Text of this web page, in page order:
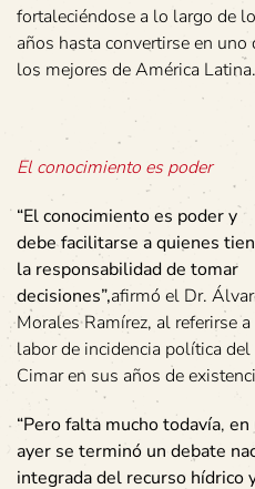
fortaleciéndose a lo largo de
años hasta convertirse en uno
los mejores de América Latina.
El conocimiento es poder
“El conocimiento es poder y
debe facilitarse a quienes
la responsabilidad de tomar
decisiones”,afirmó el Dr.
Morales Ramírez, al referirse
labor de incidencia política del
Cimar en sus años de
“Pero falta mucho todavía, en
ayer se terminó un debate
integrada del recurso hídrico